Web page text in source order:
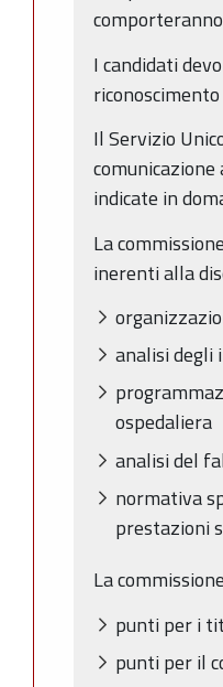
I candidati
Il Servizio
indicate in
La
inerenti alla
analisi degli
ospedaliera
analisi del
normativa
prestazioni
La
punti per i
punti per il